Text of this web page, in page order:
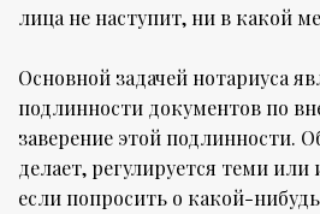
лица не наступит, ни в какой
Основной задачей нотариуса
подлинности документов по
заверение этой подлинности.
делает, регулируется теми
если попросить о какой-